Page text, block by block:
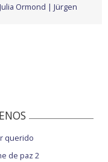
Julia Ormond
Jürgen
querido
de paz 2